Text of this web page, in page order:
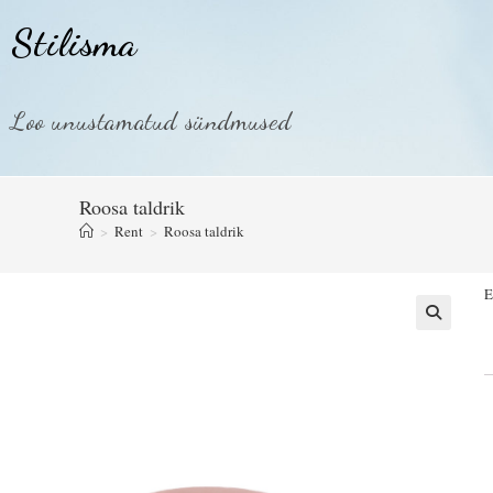
Stilisma
Loo unustamatud sündmused
Roosa taldrik
> Rent > Roosa taldrik